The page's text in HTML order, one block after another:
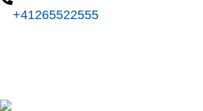
+41265522555